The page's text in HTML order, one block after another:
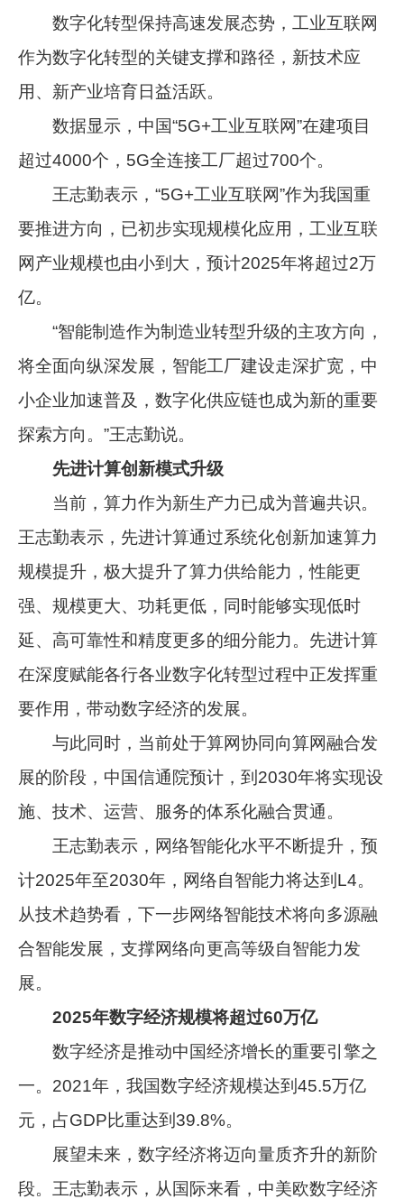
数字化转型保持高速发展态势，工业互联网
作为数字化转型的关键支撑和路径，新技术应
用、新产业培育日益活跃。
数据显示，中国“5G+工业互联网”在建项目
超过4000个，5G全连接工厂超过700个。
王志勤表示，“5G+工业互联网”作为我国重
要推进方向，已初步实现规模化应用，工业互联
网产业规模也由小到大，预计2025年将超过2万
亿。
“智能制造作为制造业转型升级的主攻方向，
将全面向纵深发展，智能工厂建设走深扩宽，中
小企业加速普及，数字化供应链也成为新的重要
探索方向。”王志勤说。
先进计算创新模式升级
当前，算力作为新生产力已成为普遍共识。
王志勤表示，先进计算通过系统化创新加速算力
规模提升，极大提升了算力供给能力，性能更
强、规模更大、功耗更低，同时能够实现低时
延、高可靠性和精度更多的细分能力。先进计算
在深度赋能各行各业数字化转型过程中正发挥重
要作用，带动数字经济的发展。
与此同时，当前处于算网协同向算网融合发
展的阶段，中国信通院预计，到2030年将实现设
施、技术、运营、服务的体系化融合贯通。
王志勤表示，网络智能化水平不断提升，预
计2025年至2030年，网络自智能力将达到L4。
从技术趋势看，下一步网络智能技术将向多源融
合智能发展，支撑网络向更高等级自智能力发
展。
2025年数字经济规模将超过60万亿
数字经济是推动中国经济增长的重要引擎之
一。2021年，我国数字经济规模达到45.5万亿
元，占GDP比重达到39.8%。
展望未来，数字经济将迈向量质齐升的新阶
段。王志勤表示，从国际来看，中美欧数字经济